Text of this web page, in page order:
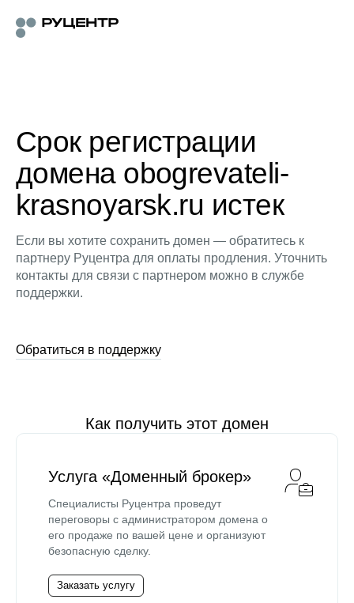
Срок регистрации
домена obogrevateli-
krasnoyarsk.ru истек
Если вы хотите сохранить домен — обратитесь к
партнеру Руцентра для оплаты продления. Уточнить
контакты для связи с партнером можно в службе
поддержки.
Обратиться в поддержку
Как получить этот домен
Услуга «Доменный брокер»
Специалисты Руцентра проведут
переговоры с администратором домена о
его продаже по вашей цене и организуют
безопасную сделку.
Заказать услугу